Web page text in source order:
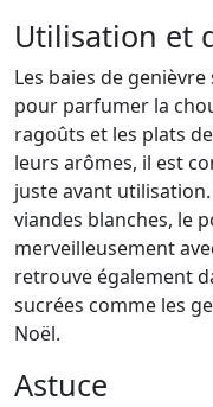
Utilisation et
Les baies de
pour parfumer la
ragoûts et les plats
leurs arômes, il est
juste avant
viandes blanches, le
merveilleusement
retrouve également
sucrées comme les
Noël.
Astuce